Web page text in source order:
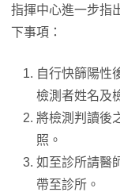
指揮中心進一步指
下事項：
自行快篩陽性
檢測者姓名及
將檢測判讀後
照。
如至診所請醫
帶至診所。